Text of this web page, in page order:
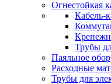
Огнестойкая
Кабель-
Трубы
Паяльное
Расходные
Трубы для